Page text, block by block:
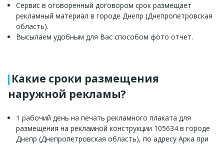
Сервис в оговоренный договором срок размещает
рекламный материал в городе Днепр (Днепропетровская
область).
Высылаем удобным для Вас способом фото отчет.
Какие сроки размещения
наружной рекламы?
1 рабочий день на печать рекламного плаката для
размещения на рекламной конструкции 105634 в городе
Днепр (Днепропетровская область), по адресу Арка при